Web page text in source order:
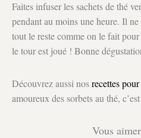
Faites infuser les sachets de thé
pendant au moins une heure. Il
tout le reste comme on le fait
le tour est joué ! Bonne
Découvrez aussi nosrecettes
amoureux des sorbets au thé, c’est
Vous